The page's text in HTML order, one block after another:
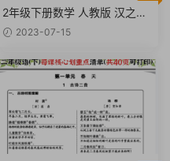
2年级下册数学 人教版 汉之简
黄冈易错题二下数学【97页PD
2023-07-15